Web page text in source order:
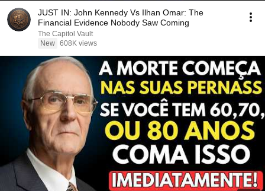
JUST IN: John Kennedy Vs Ilhan Omar: The
Financial Evidence Nobody Saw Coming
The Capitol Vault
New 608K views